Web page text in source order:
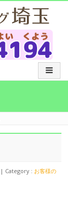
Category : お客様の